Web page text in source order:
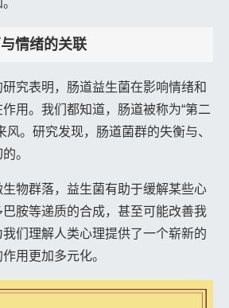
情绪的关联
究表明，肠道益生菌在影响情绪和
用。我们都知道，肠道被称为“第二
风。研究发现，肠道菌群的失衡与、
。
物群落，益生菌有助于缓解某些心
胺等递质的合成，甚至可能改善我
们理解人类心理提供了一个崭新的
用更加多元化。